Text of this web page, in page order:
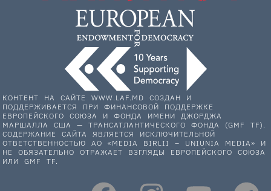
КОНТЕНТ НА САЙТЕ WWW.LAF.MD СОЗДАН И
ПОДДЕРЖИВАЕТСЯ ПРИ ФИНАНСОВОЙ ПОДДЕРЖКЕ
ЕВРОПЕЙСКОГО СОЮЗА И ФОНДА ИМЕНИ ДЖОРДЖА
МАРШАЛЛА США — ТРАНСАТЛАНТИЧЕСКОГО ФОНДА (GMF TF).
СОДЕРЖАНИЕ САЙТА ЯВЛЯЕТСЯ ИСКЛЮЧИТЕЛЬНОЙ
ОТВЕТСТВЕННОСТЬЮ АО «MEDIA BIRLII – UNIUNIA MEDIA» И
НЕ ОБЯЗАТЕЛЬНО ОТРАЖАЕТ ВЗГЛЯДЫ ЕВРОПЕЙСКОГО СОЮЗА
ИЛИ GMF TF.